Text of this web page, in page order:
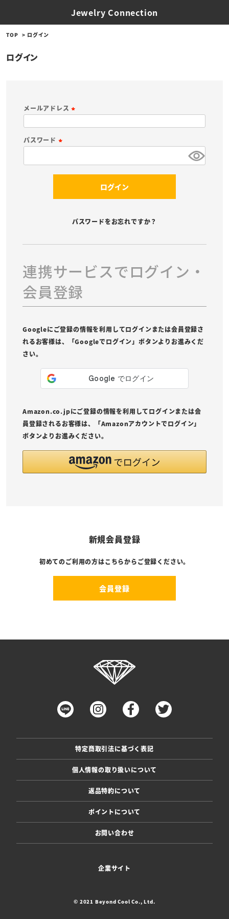
Jewelry Connection
TOP ログイン
ログイン
メールアドレス
須
パスワード
ログイン
パスワードをお忘れですか？
連携サービスでログイン・
会員登録
Googleにご登録の情報を利用してログインまたは会員登録さ
れるお客様は、「Googleでログイン」ボタンよりお進みくだ
さい。
Amazon.co.jpにご登録の情報を利用してログインまたは会
員登録されるお客様は、「Amazonアカウントでログイン」
ボタンよりお進みください。
新規会員登録
初めてのご利用の方はこちらからご登録ください。
会員登録
特定商取引法に基づく表記
個人情報の取り扱いについて
返品特約について
ポイントについて
お問い合わせ
企業サイト
© 2021 Beyond Cool Co., Ltd.